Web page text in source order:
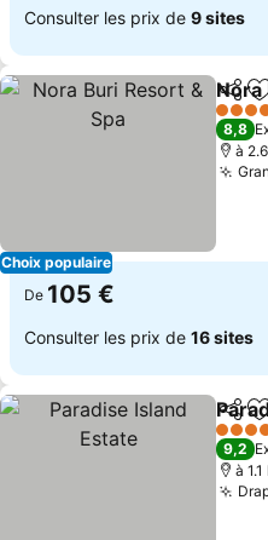
Consulter les prix de 9 sites
Choix populaire
Nora
5
8,8
à
De 105 €
Consulter les prix de 16 sites
4
9,2
à